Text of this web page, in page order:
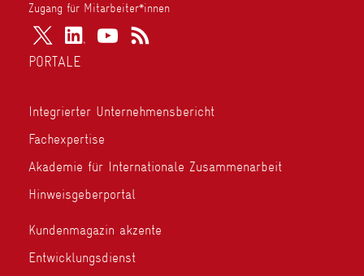
Zugang für Mitarbeiter*innen
PORTALE
Integrierter Unternehmensbericht
Fachexpertise
Akademie für Internationale Zusammenarbeit
Hinweisgeberportal
Kundenmagazin akzente
Entwicklungsdienst